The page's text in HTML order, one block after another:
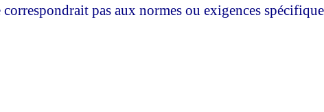
pas aux normes ou exigences